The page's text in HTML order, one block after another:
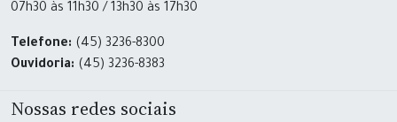
07h30 às 11h30 / 13h30 às 17h30
Telefone: (45) 3236-8300
Ouvidoria: (45) 3236-8383
Nossas redes sociais